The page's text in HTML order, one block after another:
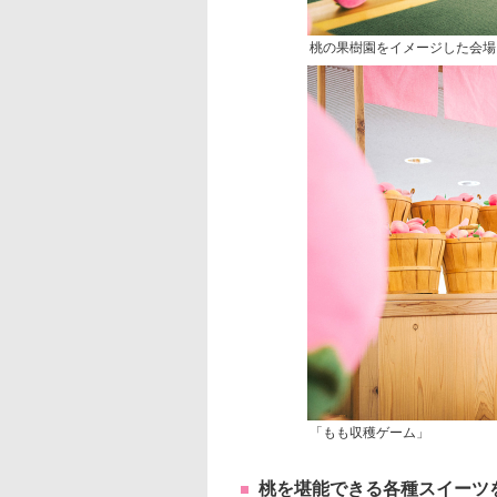
桃の果樹園をイメージした会場
「もも収穫ゲーム」
桃を堪能できる各種スイーツ